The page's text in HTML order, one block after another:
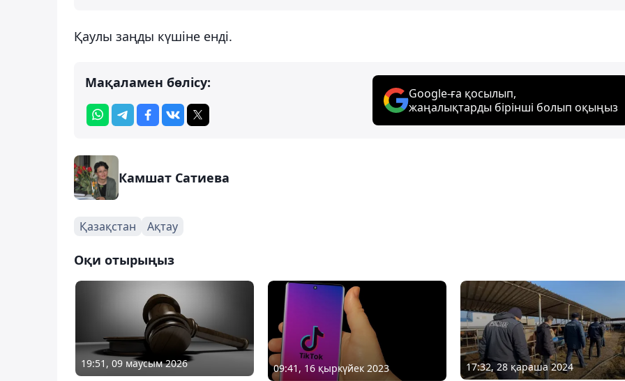
Қаулы заңды күшіне енді.
Мақаламен бөлісу:
Google-ға қосылып,
жаңалықтарды бірінші болып оқыңыз
Камшат Сатиева
Қазақстан Ақтау
Оқи отырыңыз
19:51, 09 маусым 2026 09:41, 16 қыркүйек 2023 17:32, 28 қараша 2024